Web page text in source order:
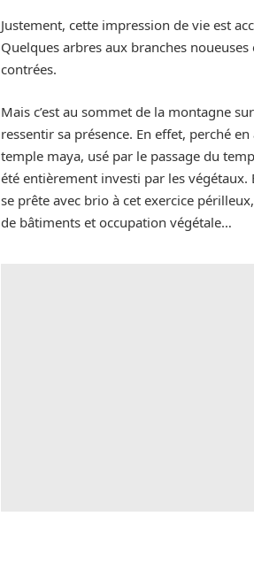
Justement, cette impression de vie est
Quelques arbres aux branches
contrées.
Mais c’est au sommet de la montagne
ressentir sa présence. En effet, perché
temple maya, usé par le passage du
été entièrement investi par les végétaux.
se prête avec brio à cet exercice
de bâtiments et occupation végétale…